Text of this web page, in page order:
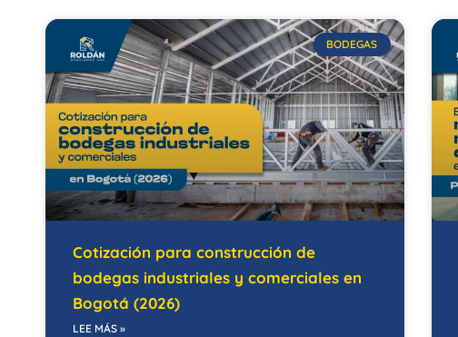
BODEGAS
Cotización para construcción de
bodegas industriales y comerciales en
Bogotá (2026)
LEE MÁS »